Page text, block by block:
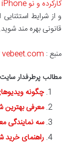
کارکرده و نو iPhone
قانونی بهره مند شوید.
منبع : vebeet.com
مطالب پرطرفدار
چگونه
معرفی بهترین
سه نمایندگی
راهنمای خرید